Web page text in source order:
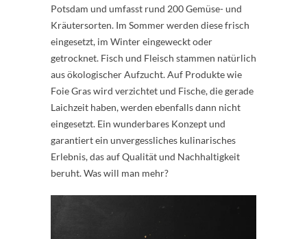
Potsdam und umfasst rund 200 Gemüse- und
Kräutersorten. Im Sommer werden diese frisch
eingesetzt, im Winter eingeweckt oder
getrocknet. Fisch und Fleisch stammen natürlich
aus ökologischer Aufzucht. Auf Produkte wie
Foie Gras wird verzichtet und Fische, die gerade
Laichzeit haben, werden ebenfalls dann nicht
eingesetzt. Ein wunderbares Konzept und
garantiert ein unvergessliches kulinarisches
Erlebnis, das auf Qualität und Nachhaltigkeit
beruht. Was will man mehr?